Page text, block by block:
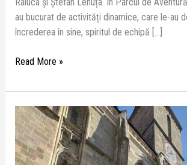
au bucurat de activități dinamice, care le-au
încrederea în sine, spiritul de echipă […]
Read More »
Brașovul
prin
ochii